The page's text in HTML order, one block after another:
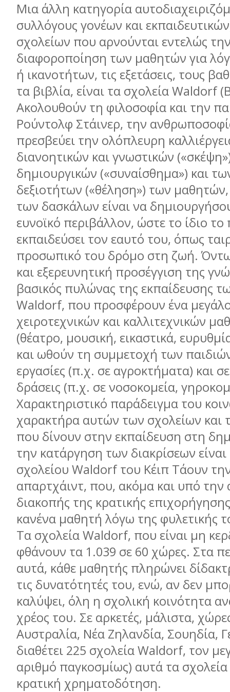
Μια άλλη κατηγορία
συλλόγους γονέων και
σχολείων που αρνούνται εντελώς
διαφοροποίηση των µαθητών για
ή ικανοτήτων, τις εξετάσεις, τους
τα βιβλία, είναι τα σχολεία Waldorf
Ακολουθούν τη φιλοσοφία και την
Ρούντολφ Στάινερ, την
πρεσβεύει την ολόπλευρη
διανοητικών και γνωστικών
δηµιουργικών («συναίσθηµα») και
δεξιοτήτων («θέληση») των
των δασκάλων είναι να
ευνοϊκό περιβάλλον, ώστε το ίδιο το
εκπαιδεύσει τον εαυτό του, όπως
προσωπικό του δρόµο στη ζωή.
και εξερευνητική προσέγγιση της
βασικός πυλώνας της εκπαίδευσης
Waldorf, που προσφέρουν ένα
χειροτεχνικών και καλλιτεχνικών
(θέατρο, µουσική, εικαστικά,
και ωθούν τη συµµετοχή των
εργασίες (π.χ. σε αγροκτήµατα) και
δράσεις (π.χ. σε νοσοκοµεία,
Χαρακτηριστικό παράδειγµα του
χαρακτήρα αυτών των σχολείων και
που δίνουν στην εκπαίδευση στη
την κατάργηση των διακρίσεων
σχολείου Waldorf του Κέιπ Τάουν
απαρτχάιντ, που, ακόµα και υπό την
διακοπής της κρατικής
κανένα µαθητή λόγω της φυλετικής
Τα σχολεία Waldorf, που είναι µη
φθάνουν τα 1.039 σε 60 χώρες. Στα
αυτά, κάθε µαθητής πληρώνει
τις δυνατότητές του, ενώ, αν δεν
καλύψει, όλη η σχολική κοινότητα
χρέος του. Σε αρκετές, µάλιστα,
Αυστραλία, Νέα Ζηλανδία, Σουηδία,
διαθέτει 225 σχολεία Waldorf, τον
αριθµό παγκοσµίως) αυτά τα
κρατική χρηµατοδότηση.